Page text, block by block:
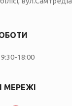
18:00
МЕРЕЖІ